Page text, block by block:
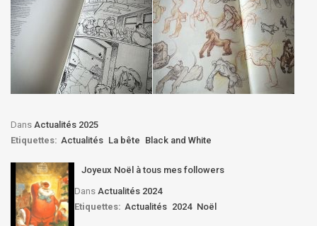
Dans Actualités 2025
Etiquettes: Actualités La bête Black and White
Joyeux Noël à tous mes followers
Dans Actualités 2024
Etiquettes: Actualités 2024 Noël